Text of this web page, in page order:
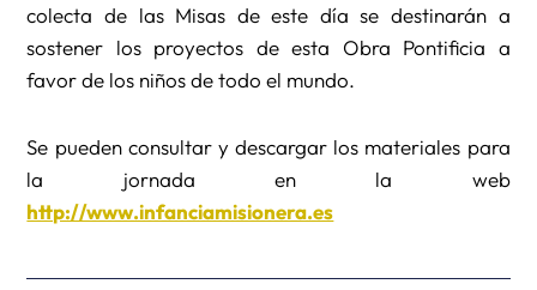
colecta de las Misas de este día se destinarán a
sostener los proyectos de esta Obra Pontificia a
favor de los niños de todo el mundo.
Se pueden consultar y descargar los materiales para
la jornada en la web
http://www.infanciamisionera.es